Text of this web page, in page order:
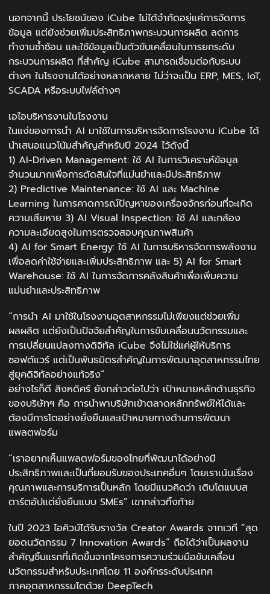
นอกจากนี้ ประโยชน์ของ iCube ไม่ได้จำกัดอยู่แค่การจัดการ
ข้อมูล แต่ยังช่วยเพิ่มประสิทธิภาพกระบวนการผลิต ลดการ
ทำงานซ้ำซ้อน และใช้ข้อมูลเป็นตัวขับเคลื่อนในการยกระดับ
กระบวนการผลิต ที่สำคัญ iCube สามารถเชื่อมต่อกับระบบ
ต่างๆ ในโรงงานได้อย่างหลากหลาย ไม่ว่าจะเป็น ERP, MES, IoT,
SCADA หรือระบบไฟล์ต่างๆ
เอไอบริหารงานในโรงงาน
ในแง่ของการนำ AI มาใช้ในการบริหารจัดการโรงงาน iCube ได้
นำเสนอแนวโน้มสำคัญสำหรับปี 2024 ไว้ดังนี้
1) AI-Driven Management: ใช้ AI ในการวิเคราะห์ข้อมูล
จำนวนมากเพื่อการตัดสินใจที่แม่นยำและมีประสิทธิภาพ
2) Predictive Maintenance: ใช้ AI และ Machine
Learning ในการคาดการณ์ปัญหาของเครื่องจักรก่อนที่จะเกิด
ความเสียหาย 3) AI Visual Inspection: ใช้ AI และกล้อง
ความละเอียดสูงในการตรวจสอบคุณภาพสินค้า
4) AI for Smart Energy: ใช้ AI ในการบริหารจัดการพลังงาน
เพื่อลดค่าใช้จ่ายและเพิ่มประสิทธิภาพ และ 5) AI for Smart
Warehouse: ใช้ AI ในการจัดการคลังสินค้าเพื่อเพิ่มความ
แม่นยำและประสิทธิภาพ
“การนำ AI มาใช้ในโรงงานอุตสาหกรรมไม่เพียงแต่ช่วยเพิ่ม
ผลผลิต แต่ยังเป็นปัจจัยสำคัญในการขับเคลื่อนนวัตกรรมและ
การเปลี่ยนแปลงทางดิจิทัล iCube จึงไม่ใช่แค่ผู้ให้บริการ
ซอฟต์แวร์ แต่เป็นพันธมิตรสำคัญในการพัฒนาอุตสาหกรรมไทย
สู่ยุคดิจิทัลอย่างแท้จริง”
อย่างไรก็ดี สิงหดิศร์ ยังกล่าวต่อไปว่า เป้าหมายหลักด้านธุรกิจ
ของบริษัทฯ คือ การนำพาบริษัทเข้าตลาดหลักทรัพย์ให้ได้และ
ต้องมีการโตอย่างยั่งยืนและเป้าหมายทางด้านการพัฒนา
แพลตฟอร์ม
“เราอยากเห็นแพลตฟอร์มของไทยที่พัฒนาได้อย่างมี
ประสิทธิภาพและเป็นที่ยอมรับของประเทศอื่นๆ โดยเราเน้นเรื่อง
คุณภาพและการบริการเป็นหลัก โดยมีแนวคิดว่า เติบโตแบบส
ตาร์ตอัปแต่ยั่งยืนแบบ SMEs” เขากล่าวทิ้งท้าย
ในปี 2023 ไอคิวบ์ได้รับรางวัล Creator Awards จากเวที “สุด
ยอดนวัตกรรม 7 Innovation Awards” ถือได้ว่าเป็นผลงาน
สำคัญชิ้นแรกที่เกิดขึ้นจากโครงการความร่วมมือขับเคลื่อน
นวัตกรรมสำหรับประเทศโดย 11 องค์กรระดับประเทศ
ภาคอุตสาหกรรมโตด้วย DeepTech